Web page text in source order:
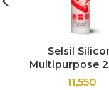
Selsil
Multipurpose
11,550